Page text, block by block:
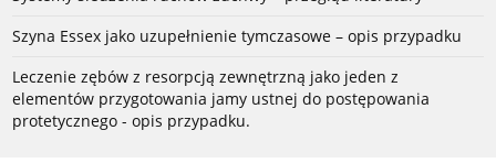
Szyna Essex jako uzupełnienie tymczasowe – opis przypadku
Leczenie zębów z resorpcją zewnętrzną jako jeden z
elementów przygotowania jamy ustnej do postępowania
protetycznego - opis przypadku.